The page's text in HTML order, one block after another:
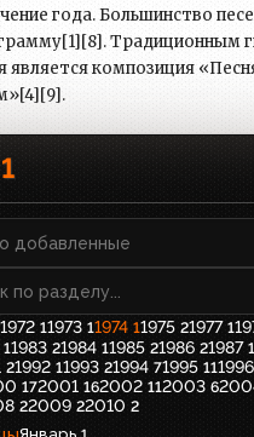
года. Большинство
Традиционным
является композиция
1
1972 11973 11974 11975 21977 1
11983 21984 11985 21986 21987 1
21992 11993 21994 71995 111996
172001 162002 112003 6
22009 22010 2